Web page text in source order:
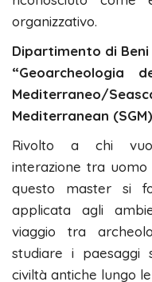
organizzativo.
Dipartimento di
Mediterraneo/
Mediterranean
Rivolto a chi
interazione tra
questo master si
applicata agli
viaggio tra
studiare i paesaggi
civiltà antiche lungo